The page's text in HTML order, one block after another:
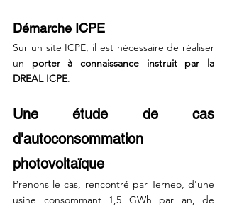
Démarche ICPE
Sur un site ICPE, il est nécessaire de réaliser
un porter à connaissance instruit par la
DREAL ICPE.
Une étude de cas
d'autoconsommation
photovoltaïque
Prenons le cas, rencontré par Terneo, d'une
usine consommant 1,5 GWh par an, de